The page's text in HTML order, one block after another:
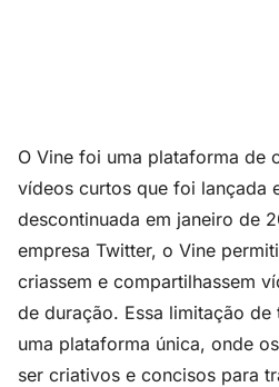
O Vine foi uma plataforma de
vídeos curtos que foi lançada
descontinuada em janeiro de
empresa Twitter, o Vine
criassem e compartilhassem
de duração. Essa limitação
uma plataforma única, onde
ser criativos e concisos para